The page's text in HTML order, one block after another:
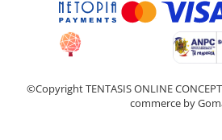
Articole si accesorii pentru baie
Baterii baie
Baterii cada
©Copyright TENTASIS ONLINE
commerce by